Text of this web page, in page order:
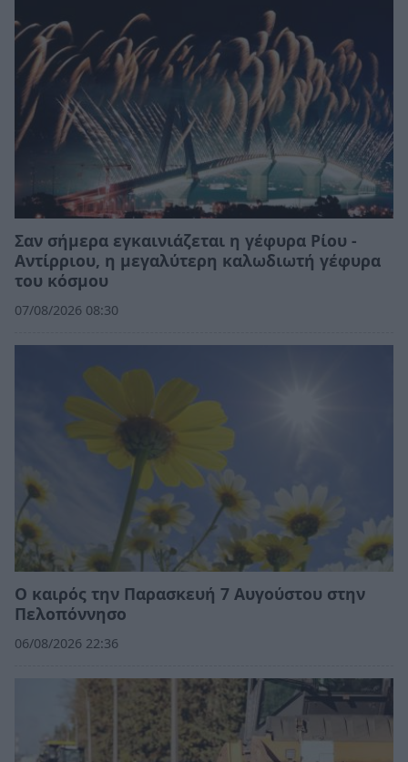
Σαν σήμερα εγκαινιάζεται η γέφυρα Ρίου -
Αντίρριου, η μεγαλύτερη καλωδιωτή γέφυρα
του κόσμου
07/08/2026 08:30
Ο καιρός την Παρασκευή 7 Αυγούστου στην
Πελοπόννησο
06/08/2026 22:36